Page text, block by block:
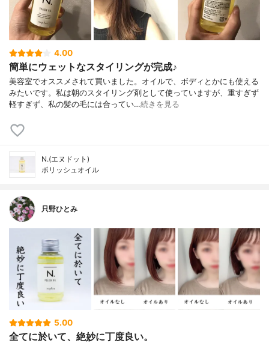
4.00
簡単にウェットなスタイリングが完成♪
美容室でオススメされて買いました。オイルで、ボディとかにも使える
みたいです。私は朝のスタイリング剤として使っていますが、重すぎず
軽すぎず、私の髪の毛には合ってい…続きを見る
N.(エヌドット)
ポリッシュオイル
只野ひとみ
5.00
全てに於いて、絶妙に丁度良い。